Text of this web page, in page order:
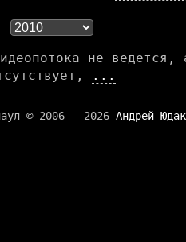
не ведется,
...
© 2006 — 2026 Андрей